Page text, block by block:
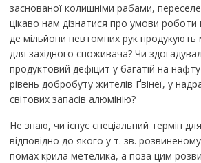
заснованої колишніми рабами,
цікаво нам дізнатися про умови роботи
де мільйони невтомних рук продукують
для західного споживача? Чи
продуктовий дефіцит у багатій на
рівень добробуту жителів Ґвінеї, у
світових запасів алюмінію?
Не знаю, чи існує спеціальний термін
відповідно до якого у т. зв.
помах крила метелика, а поза цим